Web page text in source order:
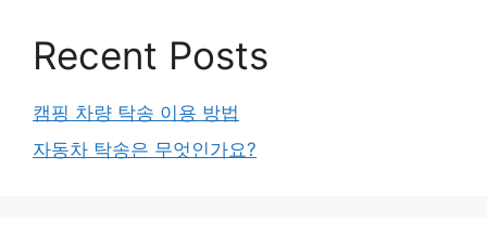
Recent Posts
캠핑 차량 탁송 이용 방법
자동차 탁송은 무엇인가요?